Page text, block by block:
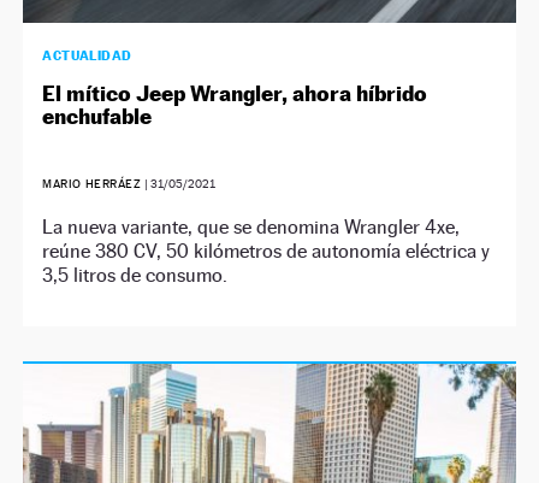
ACTUALIDAD
El mítico Jeep Wrangler, ahora híbrido
enchufable
MARIO HERRÁEZ | 31/05/2021
La nueva variante, que se denomina Wrangler 4xe,
reúne 380 CV, 50 kilómetros de autonomía eléctrica y
3,5 litros de consumo.